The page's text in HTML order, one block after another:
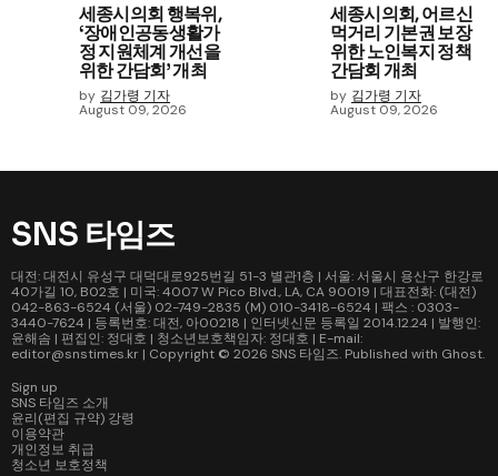
세종시의회 행복위,
‘장애인공동생활가
정 지원체계 개선을
위한 간담회’ 개최
by 김가령 기자
August 09, 2026
세종시의회, 어르신
먹거리 기본권 보장
위한 노인복지 정책
간담회 개최
by 김가령 기자
August 09, 2026
SNS 타임즈
대전: 대전시 유성구 대덕대로925번길 51-3 별관1층 | 서울: 서울시 용산구 한강로
40가길 10, B02호 | 미국: 4007 W Pico Blvd., LA, CA 90019 | 대표전화: (대전)
042-863-6524 (서울) 02-749-2835 (M) 010-3418-6524 | 팩스 : 0303-
3440-7624 | 등록번호: 대전, 아00218 | 인터넷신문 등록일 2014.12.24 | 발행인:
윤해솜 | 편집인: 정대호 | 청소년보호책임자: 정대호 | E-mail:
editor@snstimes.kr | Copyright © 2026 SNS 타임즈. Published with Ghost.
Sign up
SNS 타임즈 소개
윤리(편집 규약) 강령
이용약관
개인정보 취급
청소년 보호정책